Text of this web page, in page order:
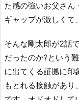
た感の強いお父さん
ギャップが激しくて
そんな剛太郎が2話
だったのか?という
に出てくる証拠に印
もとれる接触があ